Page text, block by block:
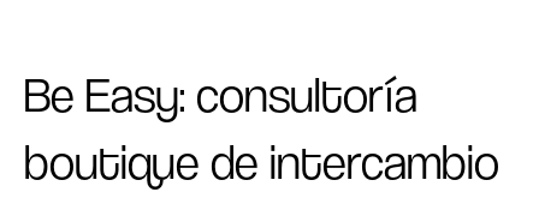
Be Easy: consultoría
boutique de intercambio